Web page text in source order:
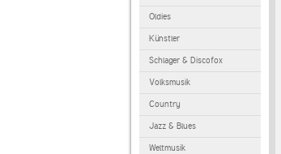
Oldies
Künstler
Schlager & Discofox
Volksmusik
Country
Jazz & Blues
Weltmusik